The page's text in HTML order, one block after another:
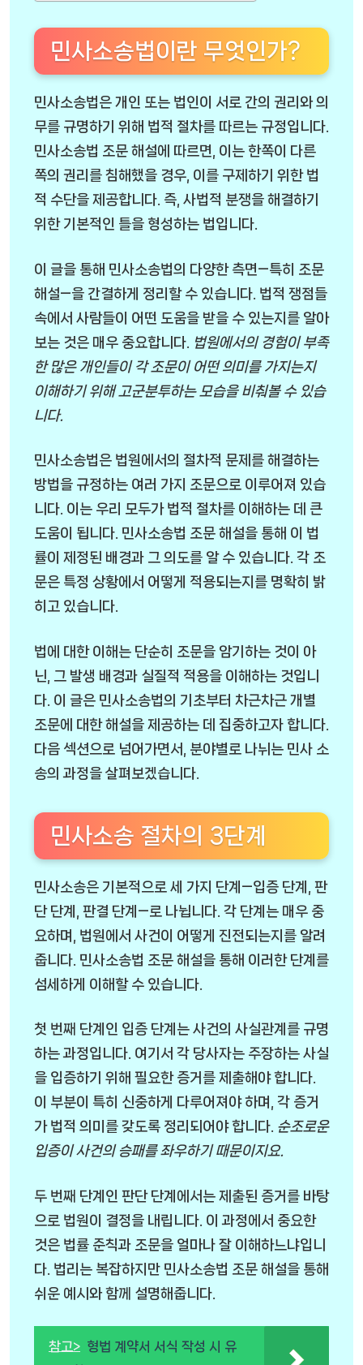
민사소송법이란 무엇인가?
민사소송법은 개인 또는 법인이 서로 간의 권리와 의
무를 규명하기 위해 법적 절차를 따르는 규정입니다.
민사소송법 조문 해설에 따르면, 이는 한쪽이 다른
쪽의 권리를 침해했을 경우, 이를 구제하기 위한 법
적 수단을 제공합니다. 즉, 사법적 분쟁을 해결하기
위한 기본적인 틀을 형성하는 법입니다.
이 글을 통해 민사소송법의 다양한 측면—특히 조문
해설—을 간결하게 정리할 수 있습니다. 법적 쟁점들
속에서 사람들이 어떤 도움을 받을 수 있는지를 알아
보는 것은 매우 중요합니다.
법원에서의 경험이 부족
한 많은 개인들이 각 조문이 어떤 의미를 가지는지
이해하기 위해 고군분투하는 모습을 비춰볼 수 있습
니다.
민사소송법은 법원에서의 절차적 문제를 해결하는
방법을 규정하는 여러 가지 조문으로 이루어져 있습
니다. 이는 우리 모두가 법적 절차를 이해하는 데 큰
도움이 됩니다. 민사소송법 조문 해설을 통해 이 법
률이 제정된 배경과 그 의도를 알 수 있습니다. 각 조
문은 특정 상황에서 어떻게 적용되는지를 명확히 밝
히고 있습니다.
법에 대한 이해는 단순히 조문을 암기하는 것이 아
닌, 그 발생 배경과 실질적 적용을 이해하는 것입니
다. 이 글은 민사소송법의 기초부터 차근차근 개별
조문에 대한 해설을 제공하는 데 집중하고자 합니다.
다음 섹션으로 넘어가면서, 분야별로 나뉘는 민사 소
송의 과정을 살펴보겠습니다.
민사소송 절차의 3단계
민사소송은 기본적으로 세 가지 단계—입증 단계, 판
단 단계, 판결 단계—로 나뉩니다. 각 단계는 매우 중
요하며, 법원에서 사건이 어떻게 진전되는지를 알려
줍니다. 민사소송법 조문 해설을 통해 이러한 단계를
섬세하게 이해할 수 있습니다.
첫 번째 단계인 입증 단계는 사건의 사실관계를 규명
하는 과정입니다. 여기서 각 당사자는 주장하는 사실
을 입증하기 위해 필요한 증거를 제출해야 합니다.
이 부분이 특히 신중하게 다루어져야 하며, 각 증거
가 법적 의미를 갖도록 정리되어야 합니다. 순조로운
입증이 사건의 승패를 좌우하기 때문이지요.
두 번째 단계인 판단 단계에서는 제출된 증거를 바탕
으로 법원이 결정을 내립니다. 이 과정에서 중요한
것은 법률 준칙과 조문을 얼마나 잘 이해하느냐입니
다. 법리는 복잡하지만 민사소송법 조문 해설을 통해
쉬운 예시와 함께 설명해줍니다.
참고> 형법 계약서 서식 작성 시 유